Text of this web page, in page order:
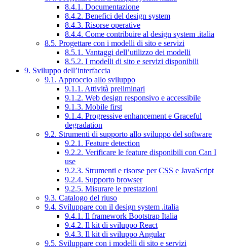
8.4.1. Documentazione
8.4.2. Benefici del design system
8.4.3. Risorse operative
8.4.4. Come contribuire al design system .italia
8.5. Progettare con i modelli di sito e servizi
8.5.1. Vantaggi dell’utilizzo dei modelli
8.5.2. I modelli di sito e servizi disponibili
9. Sviluppo dell’interfaccia
9.1. Approccio allo sviluppo
9.1.1. Attività preliminari
9.1.2. Web design responsivo e accessibile
9.1.3. Mobile first
9.1.4. Progressive enhancement e Graceful
degradation
9.2. Strumenti di supporto allo sviluppo del software
9.2.1. Feature detection
9.2.2. Verificare le feature disponibili con Can I
use
9.2.3. Strumenti e risorse per CSS e JavaScript
9.2.4. Supporto browser
9.2.5. Misurare le prestazioni
9.3. Catalogo del riuso
9.4. Sviluppare con il design system .italia
9.4.1. Il framework Bootstrap Italia
9.4.2. Il kit di sviluppo React
9.4.3. Il kit di sviluppo Angular
9.5. Sviluppare con i modelli di sito e servizi